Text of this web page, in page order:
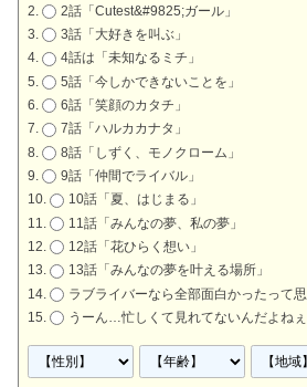
2話「Cutest&#9825;ガール」
3話「大好きを叫ぶ」
4話は「未知なるミチ」
5話「今しかできないことを」
6話「笑顔のカタチ」
7話「ハルカカナタ」
8話「しずく、モノクローム」
9話「仲間でライバル」
10話「夏、はじまる」
11話「みんなの夢、私の夢」
12話「花ひらく想い」
13話「みんなの夢を叶える場所」
ラブライバーなら全部面白かったって
うーん…忙しくて見れてないんだよね